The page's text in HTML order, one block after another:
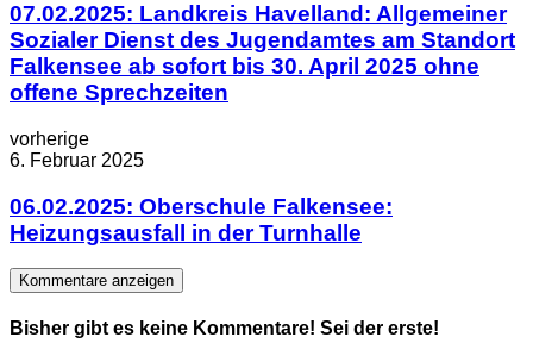
07.02.2025: Landkreis Havelland: Allgemeiner
Sozialer Dienst des Jugendamtes am Standort
Falkensee ab sofort bis 30. April 2025 ohne
offene Sprechzeiten
vorherige
6. Februar 2025
06.02.2025: Oberschule Falkensee:
Heizungsausfall in der Turnhalle
Kommentare anzeigen
Bisher gibt es keine Kommentare! Sei der erste!